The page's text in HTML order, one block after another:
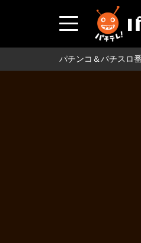
パチンコ＆パチスロ